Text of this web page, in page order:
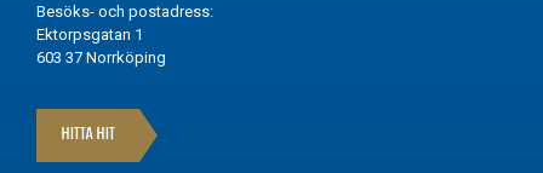
Besöks- och postadress:
Ektorpsgatan 1
603 37 Norrköping
HITTA HIT